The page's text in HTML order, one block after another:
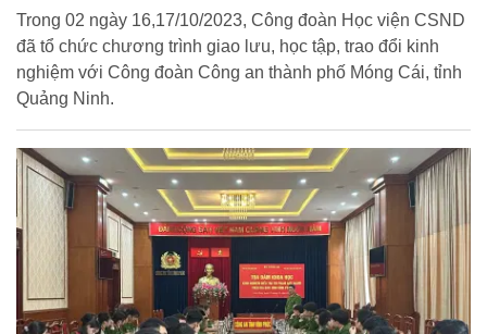
Trong 02 ngày 16,17/10/2023, Công đoàn Học viện CSND
đã tổ chức chương trình giao lưu, học tập, trao đổi kinh
nghiệm với Công đoàn Công an thành phố Móng Cái, tỉnh
Quảng Ninh.